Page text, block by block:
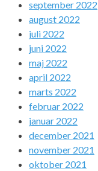
september 2022
august 2022
juli 2022
juni 2022
maj 2022
april 2022
marts 2022
februar 2022
januar 2022
december 2021
november 2021
oktober 2021